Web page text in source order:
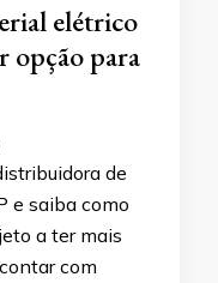
elétrico
opção para
de
e saiba como
a ter mais
com